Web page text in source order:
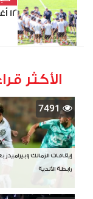
12 أغسطس
الأكثر
7491
إيقافات الزمالك وبيراميدز
رابطة الأندية